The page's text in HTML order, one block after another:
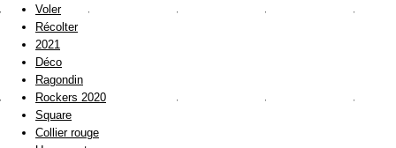
Voler
Récolter
2021
Déco
Ragondin
Rockers 2020
Square
Collier rouge